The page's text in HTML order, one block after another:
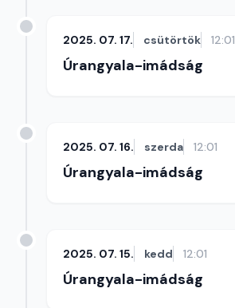
2025. 07. 17. csütörtök 12:01
Úrangyala-imádság
2025. 07. 16. szerda 12:01
Úrangyala-imádság
2025. 07. 15. kedd 12:01
Úrangyala-imádság